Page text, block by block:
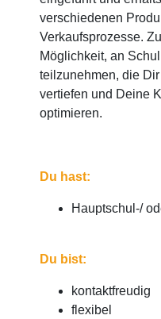
verschiedenen
Verkaufsprozesse.
Möglichkeit, an
teilzunehmen, die
vertiefen und Deine
optimieren.
Du hast:
Hauptschul-/
Du bist:
kontaktfreudig
flexibel